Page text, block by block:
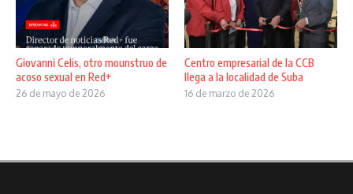
Giovanni Celis, otro mounstruo de
acoso sexual en Red+
26 de mayo de 2026
Centro empresarial de la CCB
llega a la localidad de Suba
16 de marzo de 2026